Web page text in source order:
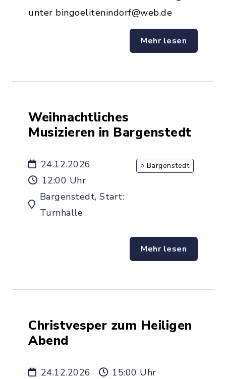
unter bingoelitenindorf@web.de
Mehr lesen
Weihnachtliches
Musizieren in Bargenstedt
24.12.2026
12:00 Uhr
Bargenstedt, Start:
Turnhalle
Bargenstedt
Mehr lesen
Christvesper zum Heiligen
Abend
24.12.2026
15:00 Uhr